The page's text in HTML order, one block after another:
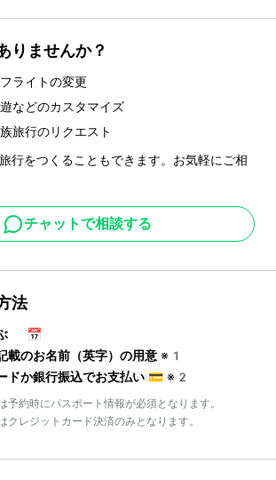
りませんか？
ライトの変更
などのカスタマイズ
旅行のリクエスト
行をつくることもできます。お気軽にご相
チャットで相談する
法
ぶ
📅
載のお名前（英字）の用意 ※1
ドか銀行振込でお支払い 💳 ※2
時にパスポート情報が必須となります。
レジットカード決済のみとなります。